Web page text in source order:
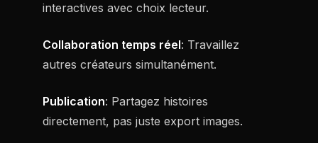
interactives avec choix lecteur.
Collaboration temps réel: Travaillez
autres créateurs simultanément.
Publication: Partagez histoires
directement, pas juste export images.